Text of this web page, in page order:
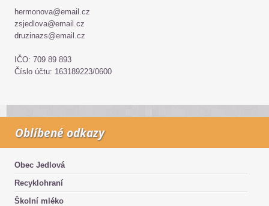
hermonova@email.cz
zsjedlova@email.cz
druzinazs@email.cz
IČO: 709 89 893
Číslo účtu: 163189223/0600
Oblíbené odkazy
Obec Jedlová
Recyklohraní
Školní mléko